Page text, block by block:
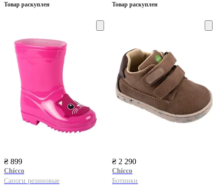
Товар раскуплен Товар раскуплен
₴ 899
Chicco
Сапоги резиновые
₴ 2 290
Chicco
Ботинки